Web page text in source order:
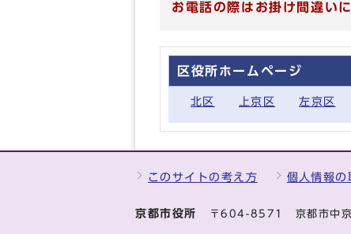
お電話の際はお掛け間違い
区役所ホームページ
北区 上京区 左京区
このサイトの考え方 個人情報の
京都市役所 〒604-8571 京都市中京